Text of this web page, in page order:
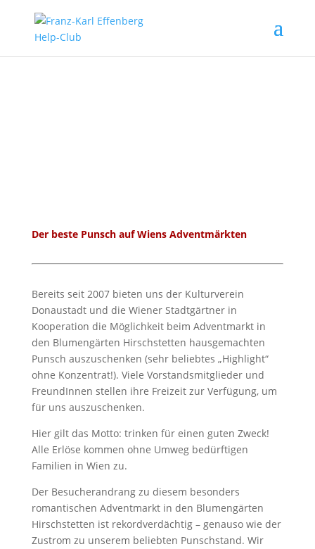
Der beste Punsch auf Wiens Adventmärkten
Bereits seit 2007 bieten uns der Kulturverein
Donaustadt und die Wiener Stadtgärtner in
Kooperation die Möglichkeit beim Adventmarkt in
den Blumengärten Hirschstetten hausgemachten
Punsch auszuschenken (sehr beliebtes „Highlight“
ohne Konzentrat!). Viele Vorstandsmitglieder und
FreundInnen stellen ihre Freizeit zur Verfügung, um
für uns auszuschenken.
Hier gilt das Motto: trinken für einen guten Zweck!
Alle Erlöse kommen ohne Umweg bedürftigen
Familien in Wien zu.
Der Besucherandrang zu diesem besonders
romantischen Adventmarkt in den Blumengärten
Hirschstetten ist rekordverdächtig – genauso wie der
Zustrom zu unserem beliebten Punschstand. Wir